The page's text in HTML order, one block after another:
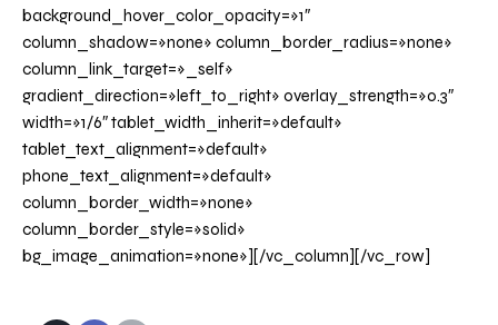
background_hover_color_opacity=»1″
column_shadow=»none» column_border_radius=»none»
column_link_target=»_self»
gradient_direction=»left_to_right» overlay_strength=»0.3″
width=»1/6″ tablet_width_inherit=»default»
tablet_text_alignment=»default»
phone_text_alignment=»default»
column_border_width=»none»
column_border_style=»solid»
bg_image_animation=»none»][/vc_column][/vc_row]